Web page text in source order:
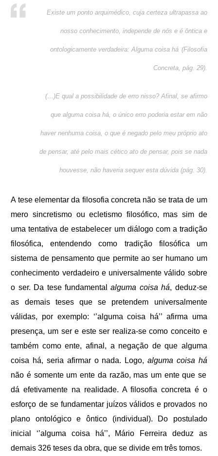
Existe um ponto arquimédico, cuja certeza ultrapassa ao
nosso conhecimento, independe de nós e é ôntica e
ontologicamente verdadeira: Alguma coisa há (Filosofia
Concreta, pág. 29).
(…)E qual a possibilidade de erro nisso? Afinal, se afirmo
que alguma coisa há, o único erro poderia estar em não
haver nenhuma coisa, o que é negado pelo meu próprio ato
de pensar, até pelo mais cético ato de pensar, pois se nada
houvesse, não haveria sequer esta dúvida (pág. 30).
A tese elementar da filosofia concreta não se trata de um
mero sincretismo ou ecletismo filosófico, mas sim de
uma tentativa de estabelecer um diálogo com a tradição
filosófica, entendendo como tradição filosófica um
sistema de pensamento que permite ao ser humano um
conhecimento verdadeiro e universalmente válido sobre
o ser. Da tese fundamentalalguma coisa há, deduz-se
as demais teses que se pretendem universalmente
válidas, por exemplo: ‘’alguma coisa há’’ afirma uma
presença, um ser e este ser realiza-se como conceito e
também como ente, afinal, a negação de que alguma
coisa há, seria afirmar o nada. Logo, alguma coisa há
não é somente um ente da razão, mas um ente que se
dá efetivamente na realidade. A filosofia concreta é o
esforço de se fundamentar juízos válidos e provados no
plano ontológico e ôntico (individual). Do postulado
inicial ‘’alguma coisa há’’, Mário Ferreira deduz as
demais 326 teses da obra, que se divide em três tomos.